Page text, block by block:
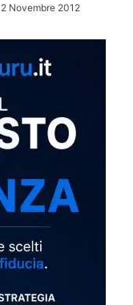
2 Novembre 2012